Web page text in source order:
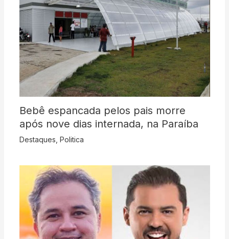
Bebê espancada pelos pais morre
após nove dias internada, na Paraíba
Destaques Politica